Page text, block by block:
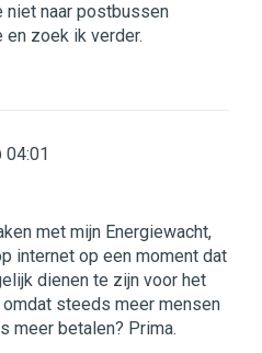
niet naar postbussen
zoek ik verder.
met mijn Energiewacht,
internet op een moment dat
dienen te zijn voor het
steeds meer mensen
meer betalen? Prima.